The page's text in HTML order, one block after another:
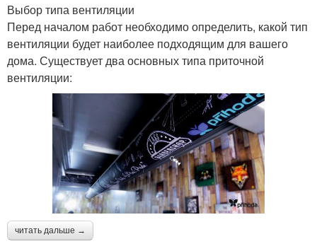
Выбор типа вентиляции
Перед началом работ необходимо определить, какой тип
вентиляции будет наиболее подходящим для вашего
дома. Существует два основных типа приточной
вентиляции:
читать дальше →